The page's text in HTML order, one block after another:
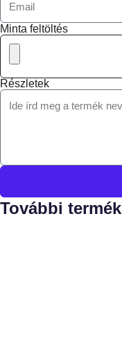
Minta feltöltés
Részletek
További